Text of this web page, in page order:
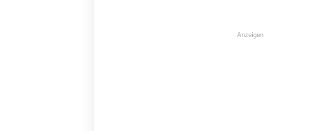
Anzeigen